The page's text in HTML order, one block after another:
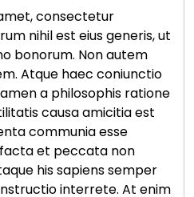
consectetur
nihil est eius generis, ut
bonorum. Non autem
Atque haec coniunctio
a philosophis ratione
causa amicitia est
communia esse
et peccata non
his sapiens semper
interrete. At enim